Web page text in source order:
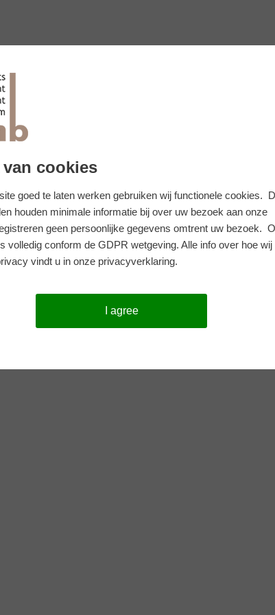
cookies
goed te laten werken gebruiken wij functionele cookies.
houden minimale informatie bij over uw bezoek aan onze
geen persoonlijke gegevens omtrent uw bezoek.
volledig conform de GDPR wetgeving. Alle info over hoe wij
vindt u in onze privacyverklaring.